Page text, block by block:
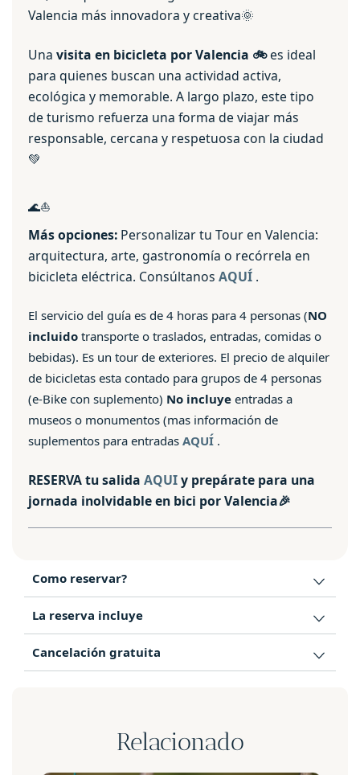
Valencia más innovadora y creativa🌞
Una visita en bicicleta por Valencia 🚲es ideal
para quienes buscan una actividad activa,
ecológica y memorable. A largo plazo, este tipo
de turismo refuerza una forma de viajar más
responsable, cercana y respetuosa con la ciudad
💚
🌊⛵️
Más opciones: Personalizar tu Tour en Valencia:
arquitectura, arte, gastronomía o recórrela en
bicicleta eléctrica. Consúltanos AQUÍ .
El servicio del guía es de 4 horas para 4 personas (NO
incluido transporte o traslados, entradas, comidas o
bebidas). Es un tour de exteriores. El precio de alquiler
de bicicletas esta contado para grupos de 4 personas
(e-Bike con suplemento) No incluye entradas a
museos o monumentos (mas información de
suplementos para entradas AQUÍ .
RESERVA tu salida AQUIy prepárate para una
jornada inolvidable en bici por Valencia🎉
Como reservar?
La reserva incluye
Cancelación gratuita
Relacionado